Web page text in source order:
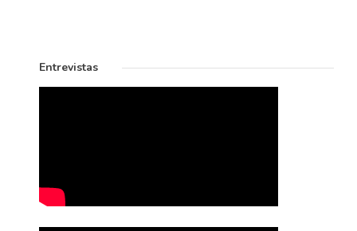
Entrevistas